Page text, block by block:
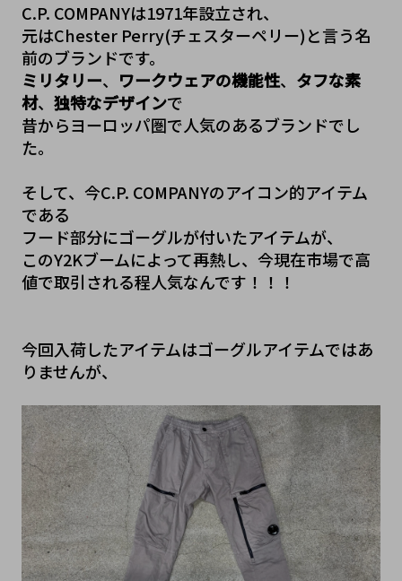
C.P. COMPANYは1971年設立され、
元はChester Perry(チェスターペリー)と言う名
ミリタリー、 ワークウェアの機能性、 タフな素
材、 独特なデザインで
昔からヨーロッパ圏で人気のあるブランドでし
た。
そして、今C.P. COMPANYのアイコン的アイテム
である
フード部分にゴーグルが付いたアイテムが、
このY2Kブームによって再熱し、今現在市場で高
値で取引される程人気なんです！！！
今回入荷したアイテムはゴーグルアイテムではあ
りませんが、